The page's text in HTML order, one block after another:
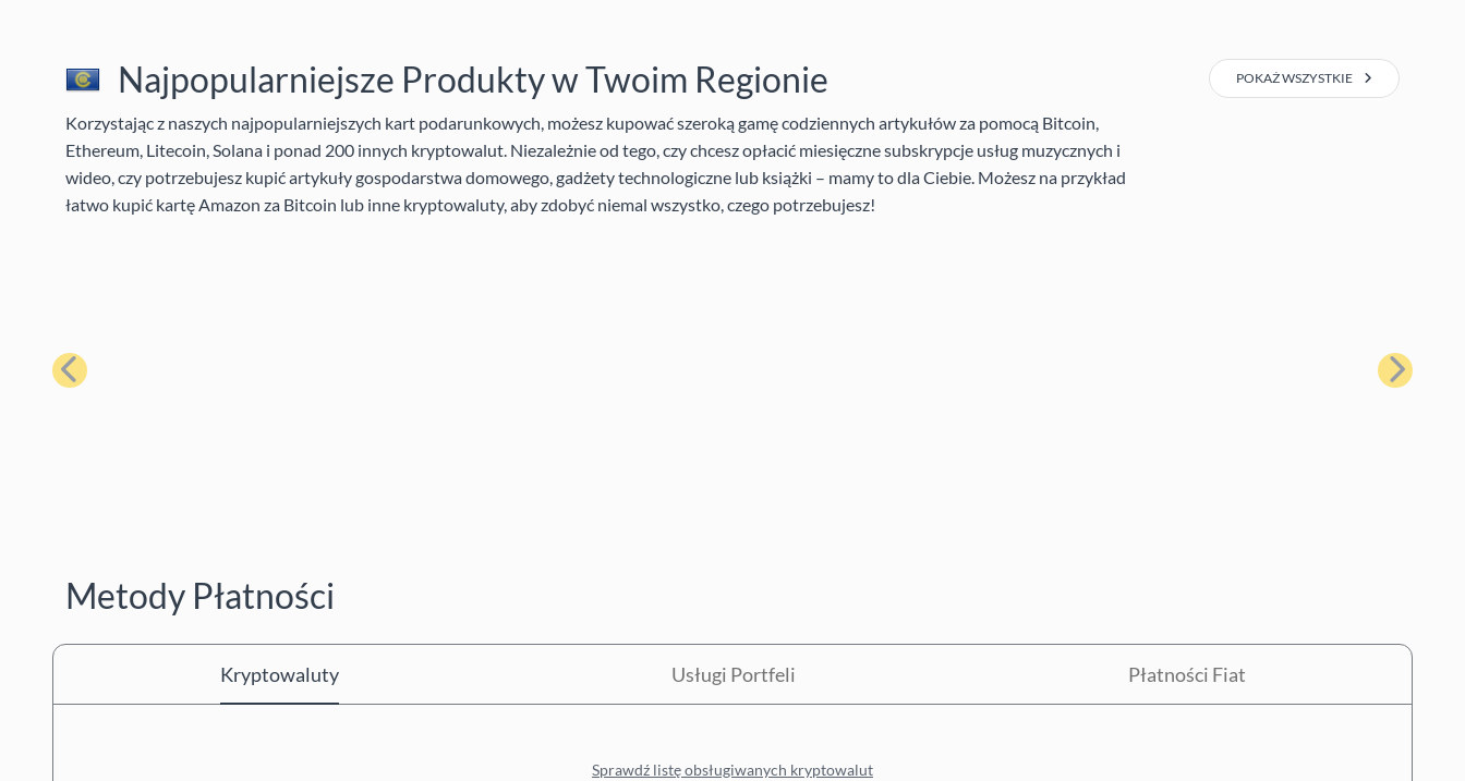
Najpopularniejsze Produkty w Twoim Regionie
Korzystając z naszych najpopularniejszych kart podarunkowych, możesz kupować szeroką gamę codziennych artykułów za pomocą Bitcoin,
Ethereum, Litecoin, Solana i ponad 200 innych kryptowalut. Niezależnie od tego, czy chcesz opłacić miesięczne subskrypcje usług muzycznych i
wideo, czy potrzebujesz kupić artykuły gospodarstwa domowego, gadżety technologiczne lub książki – mamy to dla Ciebie. Możesz na przykład
łatwo kupić kartę Amazon za Bitcoin lub inne kryptowaluty, aby zdobyć niemal wszystko, czego potrzebujesz!
POKAŻ WSZYSTKIE
Poprzedni Następny
Metody Płatności
Kryptowaluty Usługi Portfeli Płatności Fiat
Sprawdź listę obsługiwanych kryptowalut